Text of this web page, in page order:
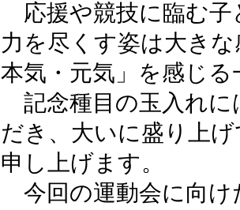
応援や競技に臨む子
力を尽くす姿は大き
本気・元気」を感じ
記念種目の玉入れに
だき、大いに盛り上
申し上げます。
今回の運動会に向け